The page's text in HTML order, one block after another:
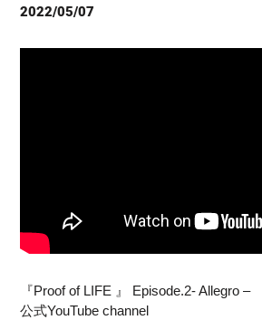
2022/05/07
『Proof of LIFE 』 Episode.2- Allegro –
公式YouTube channel